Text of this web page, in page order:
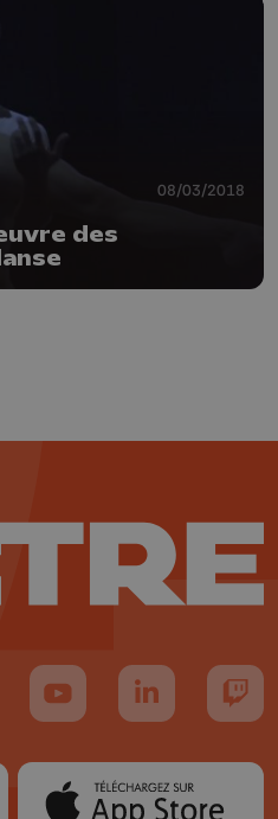
08/03/2018
des
Instagram
nous sur TikTok
Suivez-nous sur YouTube
Suivez-nous